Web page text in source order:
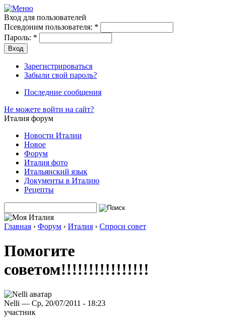
Вход для пользователей
Псевдоним пользователя: *
Пароль: *
Зарегистрироваться
Забыли свой пароль?
Последние сообщения
Не можете войти на сайт?
Италия форум
Новости Италии
Новое
Форум
Италия фото
Итальянский язык
Документы в Италию
Рецепты
Главная › Форум › Италия › Спроси совет
Помогите
советом!!!!!!!!!!!!!!!!
Nelli — Ср, 20/07/2011 - 18:23
участник